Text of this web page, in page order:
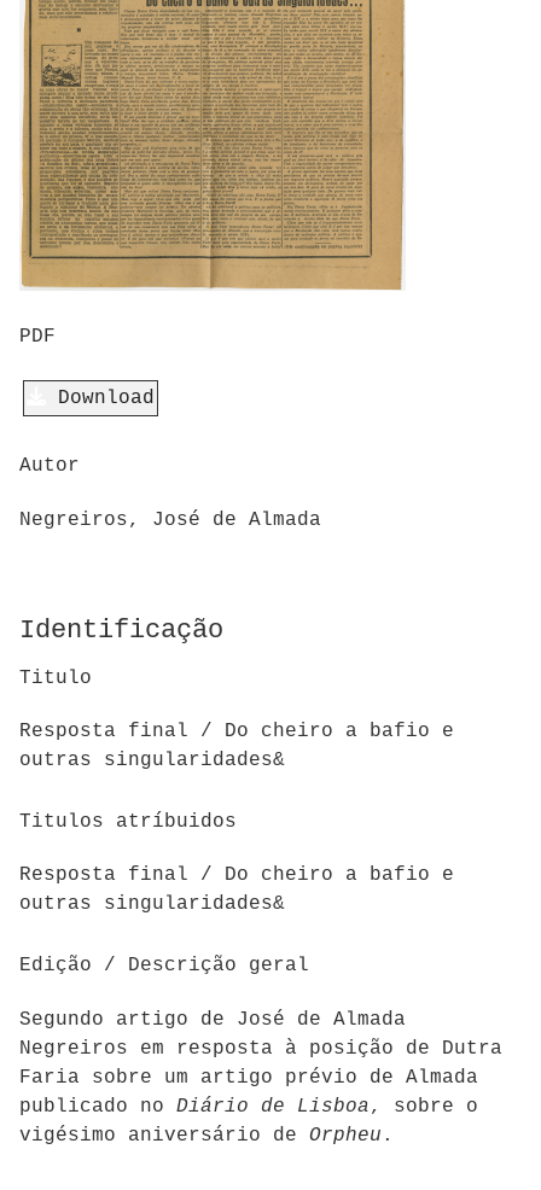
PDF
Download
Autor
Negreiros, José de Almada
Identificação
Titulo
Resposta final / Do cheiro a bafio e
outras singularidades&
Titulos atríbuidos
Resposta final / Do cheiro a bafio e
outras singularidades&
Edição / Descrição geral
Segundo artigo de José de Almada
Negreiros em resposta à posição de Dutra
Faria sobre um artigo prévio de Almada
publicado no Diário de Lisboa, sobre o
vigésimo aniversário de Orpheu .